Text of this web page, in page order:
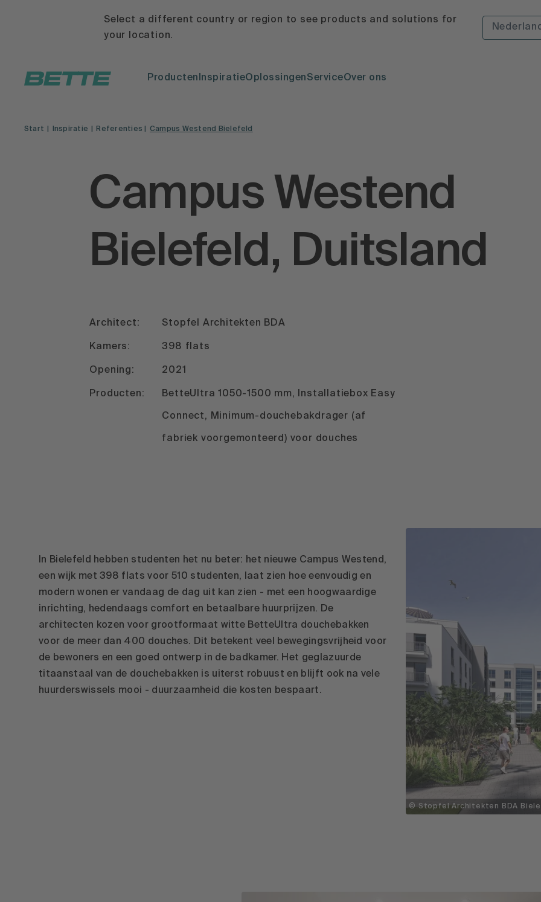
Select a different country or region to see products and solutions for
your location.
ProductenInspiratieOplossingenServiceOver ons
Start Inspiratie Referenties Campus Westend Bielefeld
Campus Westend
Bielefeld, Duitsland
Architect: Stopfel Architekten BDA
Kamers: 398 flats
Opening: 2021
Producten: BetteUltra 1050-1500 mm, Installatiebox Easy
Connect, Minimum-douchebakdrager (af
fabriek voorgemonteerd) voor douches
© Stopfel Architekten BDA
In Bielefeld hebben studenten het nu beter: het nieuwe Campus Westend,
een wijk met 398 flats voor 510 studenten, laat zien hoe eenvoudig en
modern wonen er vandaag de dag uit kan zien - met een hoogwaardige
inrichting, hedendaags comfort en betaalbare huurprijzen. De
architecten kozen voor grootformaat witte BetteUltra douchebakken
voor de meer dan 400 douches. Dit betekent veel bewegingsvrijheid voor
de bewoners en een goed ontwerp in de badkamer. Het geglazuurde
titaanstaal van de douchebakken is uiterst robuust en blijft ook na vele
huurderswissels mooi - duurzaamheid die kosten bespaart.